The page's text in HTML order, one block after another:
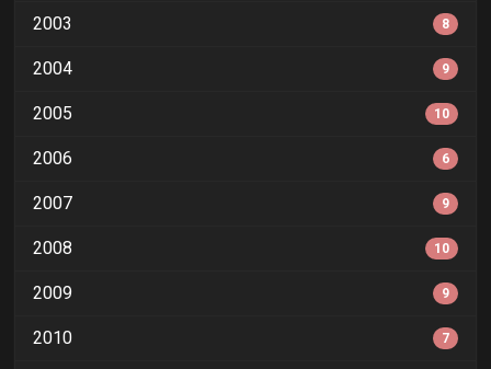
2003 8
2004 9
2005 10
2006 6
2007 9
2008 10
2009 9
2010 7